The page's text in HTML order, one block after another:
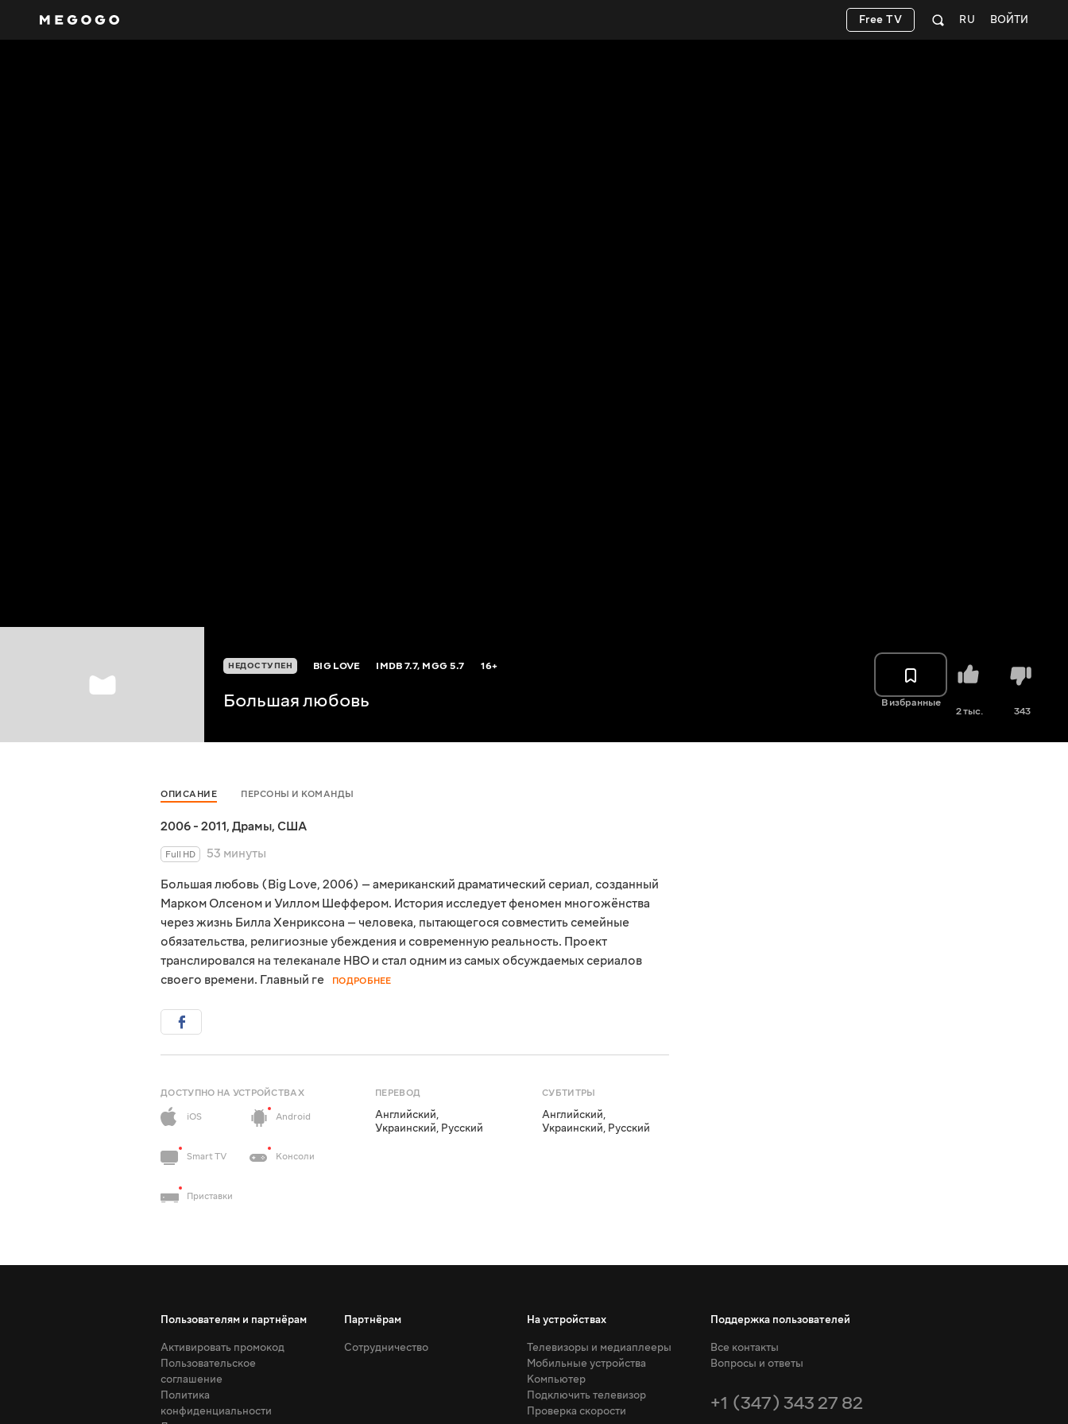
ВОЙТИ
RU
Free TV
НЕДОСТУПЕН BIG LOVE IMDB7.7, MGG5.7 16+
Большая любовь В избранные
2 тыс. 343
ОПИСАНИЕ ПЕРСОНЫ И КОМАНДЫ
2006 - 2011, Драмы, США
Full HD
53 минуты
Большая любовь (Big Love, 2006) — американский драматический сериал, созданный
Марком Олсеном и Уиллом Шеффером. История исследует феномен многожёнства
через жизнь Билла Хенриксона — человека, пытающегося совместить семейные
обязательства, религиозные убеждения и современную реальность. Проект
транслировался на телеканале HBO и стал одним из самых обсуждаемых сериалов
своего времени. Главный ге
ПОДРОБНЕЕ
ДОСТУПНО НА УСТРОЙСТВАХ
iOS
Android
Smart TV Консоли
Приставки
ПЕРЕВОД
Английский,
Украинский, Русский
СУБТИТРЫ
Английский,
Украинский, Русский
Пользователям и партнёрам
Активировать промокод
Пользовательское
соглашение
Политика
конфиденциальности
Партнёрам
Сотрудничество
На устройствах
Телевизоры и медиаплееры
Мобильные устройства
Компьютер
Подключить телевизор
Проверка скорости
Поддержка пользователей
Все контакты
Вопросы и ответы
+1 (347) 343 27 82